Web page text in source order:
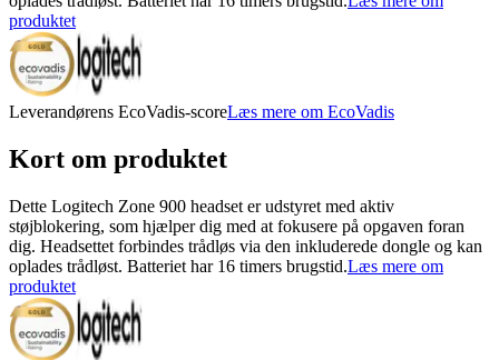
produktet
Leverandørens EcoVadis-scoreLæs mere om EcoVadis
Kort om produktet
Dette Logitech Zone 900 headset er udstyret med aktiv
støjblokering, som hjælper dig med at fokusere på opgaven foran
dig. Headsettet forbindes trådløs via den inkluderede dongle og kan
oplades trådløst. Batteriet har 16 timers brugstid.Læs mere om
produktet